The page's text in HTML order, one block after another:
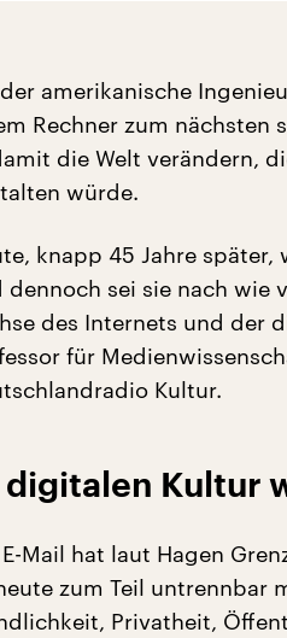
amerikanische
Rechner zum nächsten
die Welt verändern,
würde.
knapp 45 Jahre
dennoch sei sie nach wie
des Internets und der
für
Kultur.
digitalen Kultur
Mail hat laut Hagen
zum Teil untrennbar
Privatheit,